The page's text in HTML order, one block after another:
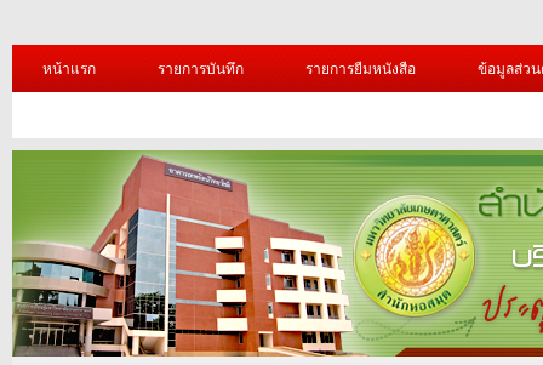
หน้าแรก รายการบันทึก รายการยืมหนังสือ ข้อมูลส่ว